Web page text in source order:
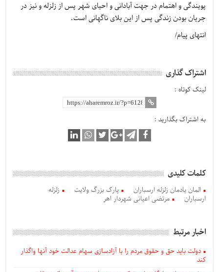
پویندگی و اهتمام در جهت آبادانی و احیای شهر پس از زلزله و نیز در
جریان بودن زندگی پس از این بلای ناگهانی است.
انتهای پیام/
اشتراک گذاری
لینک کوتاه :
به اشتراک بگذارید :
کلمات کلیدی
المان یادمان زلزله ارسباران پارک بزرگ ولایت
زلزله
ارسباران
مرتضی اعیانی شهردار اهر
اخبار مرتبط
دولت باید حق و حقوق مردم را با آزادسازی سهام عدالت خود آنها واگذار
کند